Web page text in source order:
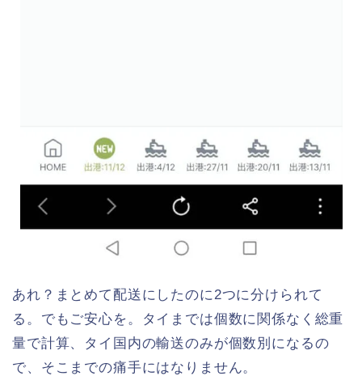
あれ？まとめて配送にしたのに2つに分けられて
る。でもご安心を。タイまでは個数に関係なく総重
量で計算、タイ国内の輸送のみが個数別になるの
で、そこまでの痛手にはなりません。